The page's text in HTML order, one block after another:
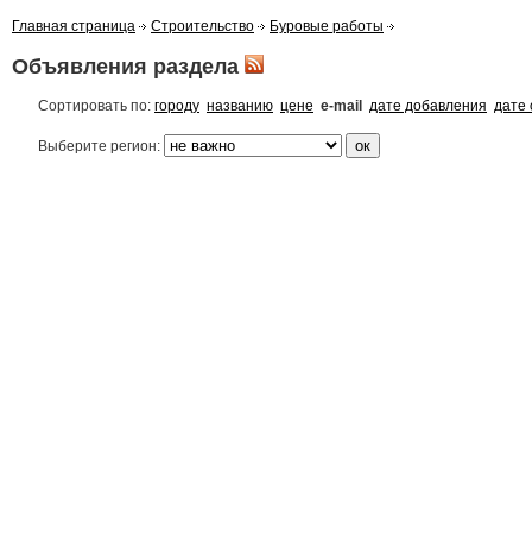
Главная страница Строительство Буровые работы
Объявления раздела
Сортировать по: городу названию цене e-mail дате добавления дате
Выберите регион: